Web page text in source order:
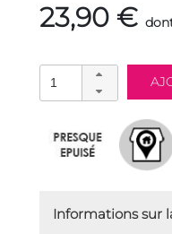
23,90 €
Informations sur